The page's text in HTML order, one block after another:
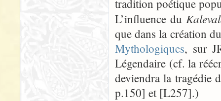
tradition poétique
L’influence du
que dans la création
Mythologiques, sur
Légendaire (cf. la
deviendra la tragédie
p.150] et [L257].)